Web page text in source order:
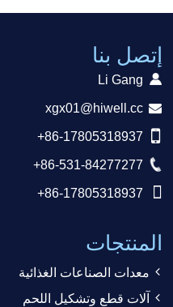
إتصل بنا
Li Gang
xgx01@hiwell.cc
+86-17805318937
+86-531-84277277
+86-17805318937
المنتجات
معدات الصناعات الغذائية
آلات قطع وتشكيل اللحم